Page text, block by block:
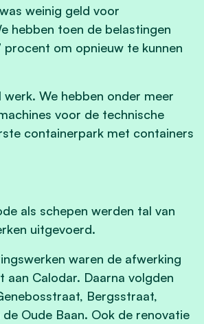
weinig geld voor
hebben toen de belastingen
om opnieuw te kunnen
werk. We hebben onder meer
voor de technische
containerpark met containers
als schepen werden tal van
uitgevoerd.
waren de afwerking
aan Calodar. Daarna volgden
Bergsstraat,
Oude Baan. Ook de renovatie